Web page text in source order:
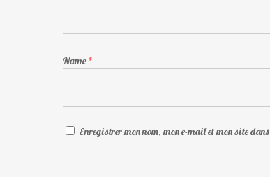
Name *
Enregistrer mon nom, mon e-mail et mon site